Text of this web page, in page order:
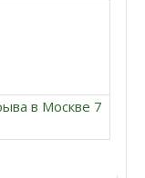
в Москве 7